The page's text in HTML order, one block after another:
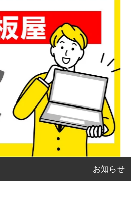
ッ
プ
お知らせ